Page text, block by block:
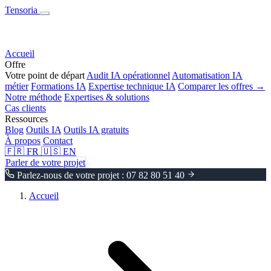
Tensoria
Accueil
Offre
Votre point de départ Audit IA opérationnel Automatisation IA
métier Formations IA Expertise technique IA Comparer les offres →
Notre méthode Expertises & solutions
Cas clients
Ressources
Blog Outils IA Outils IA gratuits
À propos Contact
🇫🇷 FR 🇺🇸 EN
Parler de votre projet
Parlez-nous de votre projet : 07 82 80 51 40
Accueil